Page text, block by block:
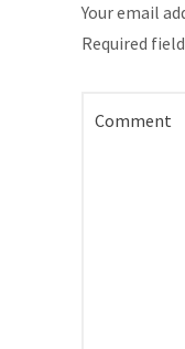
Your email
Required